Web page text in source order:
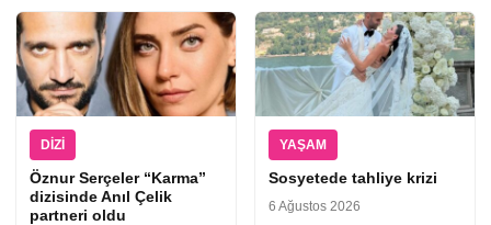
DIZI
Öznur Serçeler “Karma”
dizisinde Anıl Çelik
partneri oldu
YAŞAM
Sosyetede tahliye krizi
6 Ağustos 2026